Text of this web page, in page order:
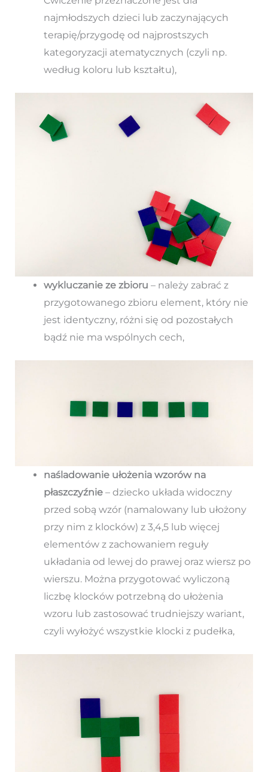
najmłodszych dzieci lub zaczynających
terapię/przygodę od najprostszych
kategoryzacji atematycznych (czyli np.
według koloru lub kształtu),
wykluczanie ze zbioru – należy zabrać z
przygotowanego zbioru element, który nie
jest identyczny, różni się od pozostałych
bądź nie ma wspólnych cech,
naśladowanie ułożenia wzorów na
płaszczyźnie– dziecko układa widoczny
przed sobą wzór (namalowany lub ułożony
przy nim z klocków) z 3,4,5 lub więcej
elementów z zachowaniem reguły
układania od lewej do prawej oraz wiersz po
wierszu. Można przygotować wyliczoną
liczbę klocków potrzebną do ułożenia
wzoru lub zastosować trudniejszy wariant,
czyli wyłożyć wszystkie klocki z pudełka,